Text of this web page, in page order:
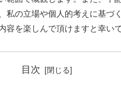
私の立場や個人的考えに基づ
容を楽しんで頂けますと幸いで
目次